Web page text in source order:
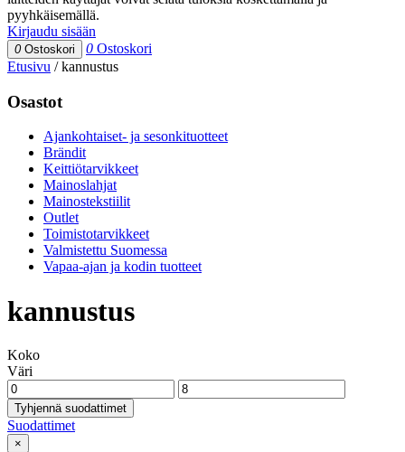
pyyhkäisemällä.
Kirjaudu sisään
0 Ostoskori 0 Ostoskori
Etusivu /kannustus
Osastot
Ajankohtaiset- ja sesonkituotteet
Brändit
Keittiötarvikkeet
Mainoslahjat
Mainostekstiilit
Outlet
Toimistotarvikkeet
Valmistettu Suomessa
Vapaa-ajan ja kodin tuotteet
kannustus
Koko
Väri
Tyhjennä suodattimet
Suodattimet
×